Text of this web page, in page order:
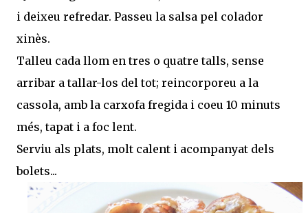
i deixeu refredar. Passeu la salsa pel colador
xinès.
Talleu cada llom en tres o quatre talls, sense
arribar a tallar-los del tot; reincorporeu a la
cassola, amb la carxofa fregida i coeu 10 minuts
més, tapat i a foc lent.
Serviu als plats, molt calent i acompanyat dels
bolets...